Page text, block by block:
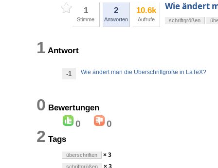
1
Stimme
2
Antworten
10.6k
Aufrufe
Wie ändert
schriftgrößen
1 Antwort
-1 Wie ändert man die Überschriftgröße in LaTeX?
0 Bewertungen
0 0
2 Tags
überschriften × 3
schriftgrößen